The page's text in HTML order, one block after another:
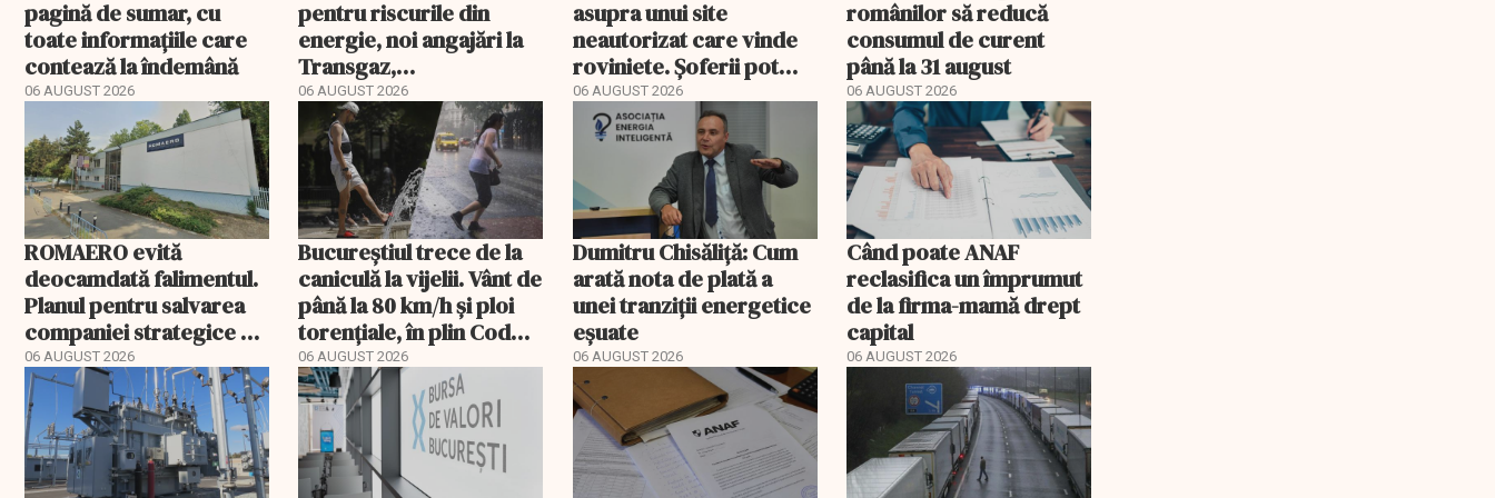
pagină de sumar, cu
toate informațiile care
contează la îndemână
06 AUGUST 2026
pentru riscurile din
energie, noi angajări la
Transgaz,
Transelectrica și
Hidroelectrica și
programul pentru di
06 AUGUST 2026
asupra unui site
neautorizat care vinde
roviniete. Șoferii pot
plăti și cu 186% mai mult
06 AUGUST 2026
românilor să reducă
consumul de curent
până la 31 august
06 AUGUST 2026
ROMAERO evită
deocamdată falimentul.
Planul pentru salvarea
companiei strategice a
fost confirmat
06 AUGUST 2026
Bucureștiul trece de la
caniculă la vijelii. Vânt de
până la 80 km/h și ploi
torențiale, în plin Cod
portocaliu
06 AUGUST 2026
Dumitru Chisăliță: Cum
arată nota de plată a
unei tranziții energetice
eșuate
06 AUGUST 2026
Când poate ANAF
reclasifica un împrumut
de la firma-mamă drept
capital
06 AUGUST 2026